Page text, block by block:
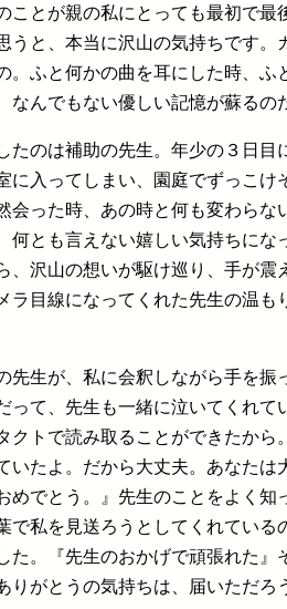
ことが親の私にとっても最初で最
うと、本当に沢山の気持ちです。
。ふと何かの曲を耳にした時、ふ
んでもない優しい記憶が蘇るの
たのは補助の先生。年少の３日目
に入ってしまい、園庭でずっこけ
会った時、あの時と何も変わらな
何とも言えない嬉しい気持ちにな
、沢山の想いが駆け巡り、手が震
ラ目線になってくれた先生の温も
先生が、私に会釈しながら手を振
って、先生も一緒に泣いてくれて
クトで読み取ることができたから
いたよ。だから大丈夫。あなたは
めでとう。』先生のことをよく知
で私を見送ろうとしてくれている
た。『先生のおかげで頑張れた』
りがとうの気持ちは、届いただろ